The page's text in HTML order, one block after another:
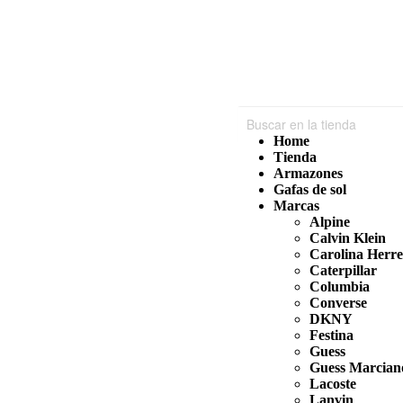
Home
Tienda
Armazones
Gafas de sol
Marcas
Alpine
Calvin Klein
Carolina
Caterpillar
Columbia
Converse
DKNY
Festina
Guess
Guess
Lacoste
Lanvin